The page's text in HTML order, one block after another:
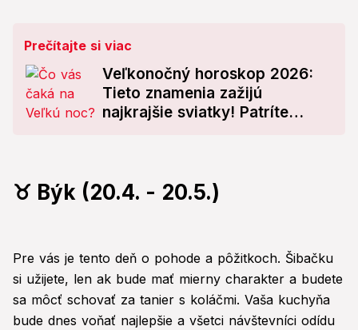
Prečítajte si viac
Veľkonočný horoskop 2026:
Tieto znamenia zažijú
najkrajšie sviatky! Patríte
♉ Býk (20.4. - 20.5.)
Pre vás je tento deň o pohode a pôžitkoch. Šibačku
si užijete, len ak bude mať mierny charakter a budete
sa môcť schovať za tanier s koláčmi. Vaša kuchyňa
bude dnes voňať najlepšie a všetci návštevníci odídu